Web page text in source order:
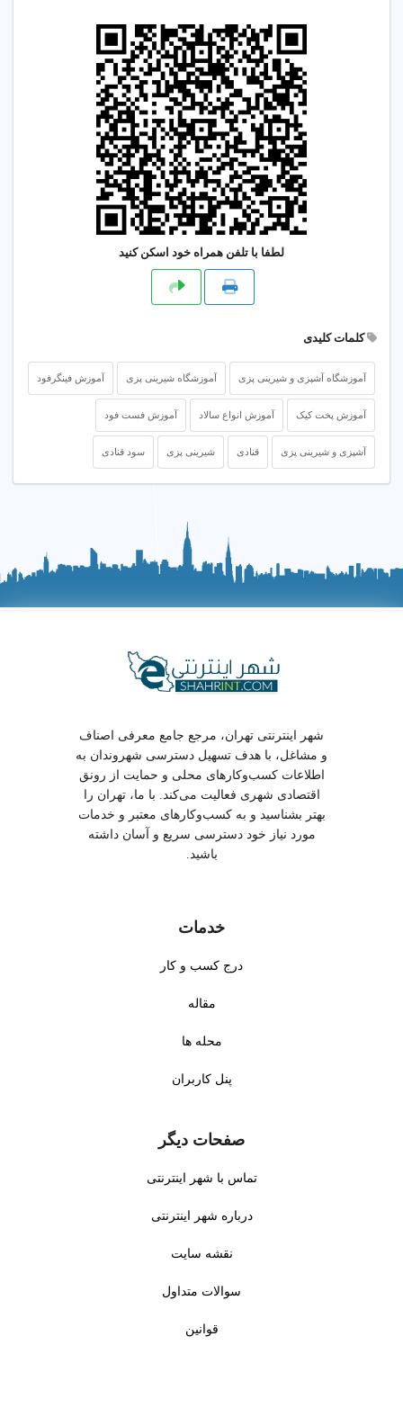
لطفا با تلفن همراه خود اسکن کنید
کلمات کلیدی
آموزشگاه آشپزی و شیرینی پزی آموزشگاه شیرینی پزی آموزش فینگرفود
آموزش پخت کیک آموزش انواع سالاد آموزش فست فود
آشپزی و شیرینی پزی قنادی شیرینی پزی سود قنادی
شهر اینترنتی تهران، مرجع جامع معرفی اصناف
و مشاغل، با هدف تسهیل دسترسی شهروندان به
اطلاعات کسب‌وکارهای محلی و حمایت از رونق
اقتصادی شهری فعالیت می‌کند. با ما، تهران را
بهتر بشناسید و به کسب‌وکارهای معتبر و خدمات
مورد نیاز خود دسترسی سریع و آسان داشته
باشید.
خدمات
درج کسب و کار
مقاله
محله ها
پنل کاربران
صفحات دیگر
تماس با شهر اینترنتی
درباره شهر اینترنتی
نقشه سایت
سوالات متداول
قوانین